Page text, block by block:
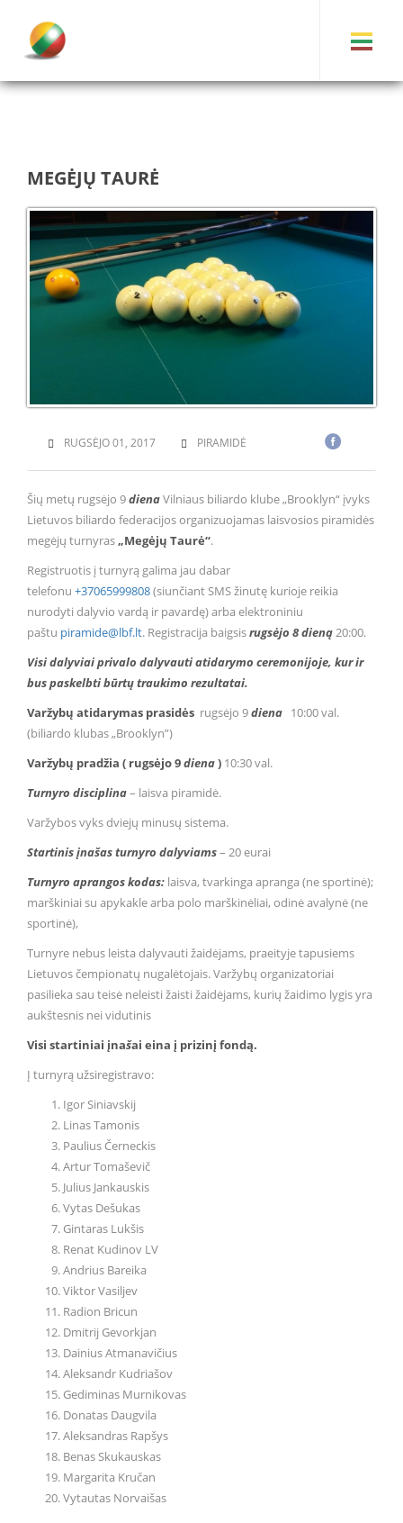
MEGĖJŲ TAURĖ
RUGSĖJO 01, 2017 PIRAMIDĖ
Šių metų rugsėjo 9dienaVilniaus biliardo klube „Brooklyn“ įvyks
Lietuvos biliardo federacijos organizuojamas laisvosios piramidės
megėjų turnyras„Megėjų Taurė“.
Registruotis į turnyrą galima jau dabar
telefonu +37065999808(siunčiant SMS žinutę kurioje reikia
nurodyti dalyvio vardą ir pavardę) arba elektroniniu
paštu piramide@lbf.lt. Registracija baigsisrugsėjo 8 dieną20:00.
Visi dalyviai privalo dalyvauti atidarymo ceremonijoje, kur ir
bus paskelbti būrtų traukimo rezultatai.
Varžybų atidarymas prasidės rugsėjo 9diena 10:00 val.
(biliardo klubas „Brooklyn”)
Varžybų pradžia ( rugsėjo 9diena) 10:30 val.
Turnyro disciplina– laisva piramidė.
Varžybos vyks dviejų minusų sistema.
Startinis įnašas turnyro dalyviams– 20 eurai
Turnyro aprangos kodas: laisva, tvarkinga apranga (ne sportinė);
marškiniai su apykakle arba polo marškinėliai, odinė avalynė (ne
sportinė),
Turnyre nebus leista dalyvauti žaidėjams, praeityje tapusiems
Lietuvos čempionatų nugalėtojais. Varžybų organizatoriai
pasilieka sau teisė neleisti žaisti žaidėjams, kurių žaidimo lygis yra
aukštesnis nei vidutinis
Visi startiniai įnašai eina į prizinį fondą.
Į turnyrą užsiregistravo:
Igor Siniavskij
Linas Tamonis
Paulius Černeckis
Artur Tomaševič
Julius Jankauskis
Vytas Dešukas
Gintaras Lukšis
Renat Kudinov LV
Andrius Bareika
Viktor Vasiljev
Radion Bricun
Dmitrij Gevorkjan
Dainius Atmanavičius
Aleksandr Kudriašov
Gediminas Murnikovas
Donatas Daugvila
Aleksandras Rapšys
Benas Skukauskas
Margarita Kručan
Vytautas Norvaišas